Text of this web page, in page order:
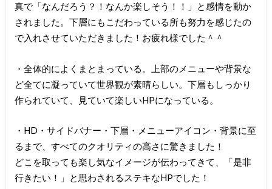
真で「なんだろう？！なんか楽しそう！！」と感情を動か
されました。下層にもこだわっている所も努力を感じたの
で入れさせていただきました！お疲れ様でした＾＾
・全体的によくまとまっている。上部のメニューや背景な
ど全てに凝っていて世界観が素晴らしい。下層もしっかり
作られていて、見ていて楽しいHPになっている。
・HD・サイドバナー・下層・メニューアイコン・背景に至
るまで、すべてのクオリティの高さに驚きました！
どこを取っても楽し気なイメージが伝わってきて、「是非
行きたい！」と思わされるステキなHPでした！